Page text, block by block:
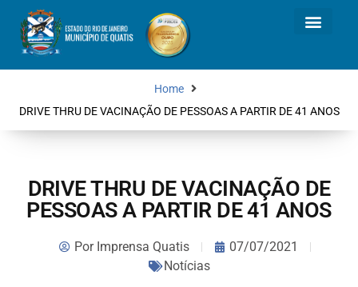
Home
DRIVE THRU DE VACINAÇÃO DE PESSOAS A PARTIR DE 41 ANOS
DRIVE THRU DE VACINAÇÃO DE
PESSOAS A PARTIR DE 41 ANOS
PorImprensa Quatis
07/07/2021
Notícias